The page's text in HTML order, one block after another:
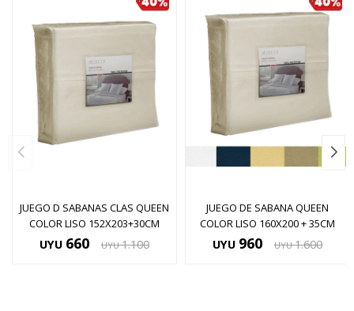
JUEGO D SABANAS CLAS QUEEN
COLOR LISO 152X203+30CM
UYU 660 UYU 1.100
JUEGO DE SABANA QUEEN
COLOR LISO 160X200 + 35CM
UYU 960 UYU 1.600